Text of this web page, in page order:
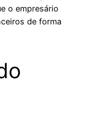
o empresário
de forma